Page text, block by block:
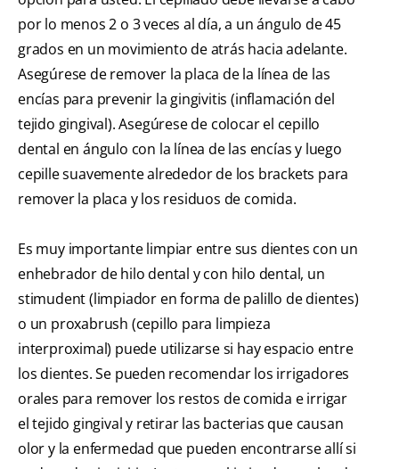
por lo menos 2 o 3 veces al día, a un ángulo de 45
grados en un movimiento de atrás hacia adelante.
Asegúrese de remover la placa de la línea de las
encías para prevenir la gingivitis (inflamación del
tejido gingival). Asegúrese de colocar el cepillo
dental en ángulo con la línea de las encías y luego
cepille suavemente alrededor de los brackets para
remover la placa y los residuos de comida.
Es muy importante limpiar entre sus dientes con un
enhebrador de hilo dental y con hilo dental, un
stimudent (limpiador en forma de palillo de dientes)
o un proxabrush (cepillo para limpieza
interproximal) puede utilizarse si hay espacio entre
los dientes. Se pueden recomendar los irrigadores
orales para remover los restos de comida e irrigar
el tejido gingival y retirar las bacterias que causan
olor y la enfermedad que pueden encontrarse allí si